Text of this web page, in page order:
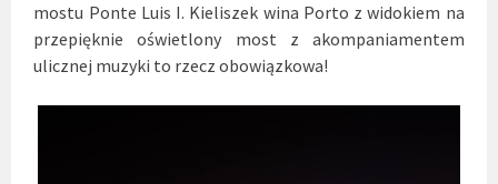
mostu Ponte Luis I. Kieliszek wina Porto z widokiem na
przepięknie oświetlony most z akompaniamentem
ulicznej muzyki to rzecz obowiązkowa!